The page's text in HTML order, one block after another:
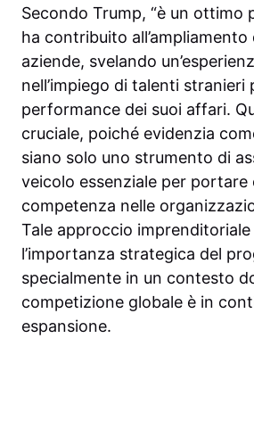
Secondo Trump, “è un ottimo
ha contribuito
aziende, svelando
nell’impiego di talenti stranieri
performance dei suoi affari.
cruciale, poiché evidenzia
siano solo uno strumento di
veicolo essenziale per portare
competenza nelle
Tale approccio
l’importanza strategica del
specialmente in un contesto
competizione globale è in
espansione.